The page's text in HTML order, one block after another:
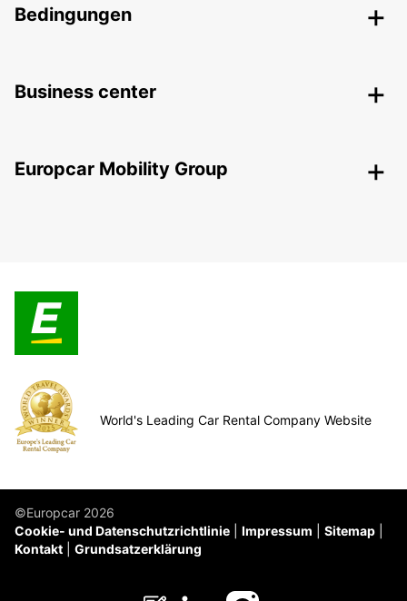
Bedingungen
Business center
Europcar Mobility Group
World's Leading Car Rental Company Website
©Europcar 2026
Cookie- und Datenschutzrichtlinie
Impressum
Sitemap
Kontakt
Grundsatzerklärung